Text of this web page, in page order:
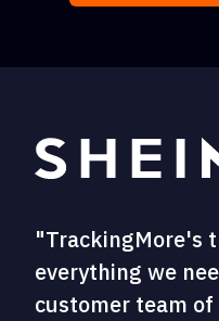
"TrackingMore's
everything we
customer team